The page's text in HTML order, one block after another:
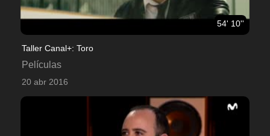
54' 10''
Taller Canal+: Toro
Películas
20 abr 2016